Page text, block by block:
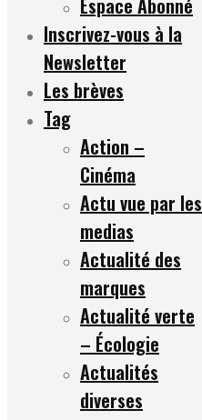
Inscrivez-vous à la
Newsletter
Les brèves
Tag
Action –
Cinéma
Actu vue par les
medias
Actualité des
marques
Actualité verte
– Écologie
Actualités
diverses